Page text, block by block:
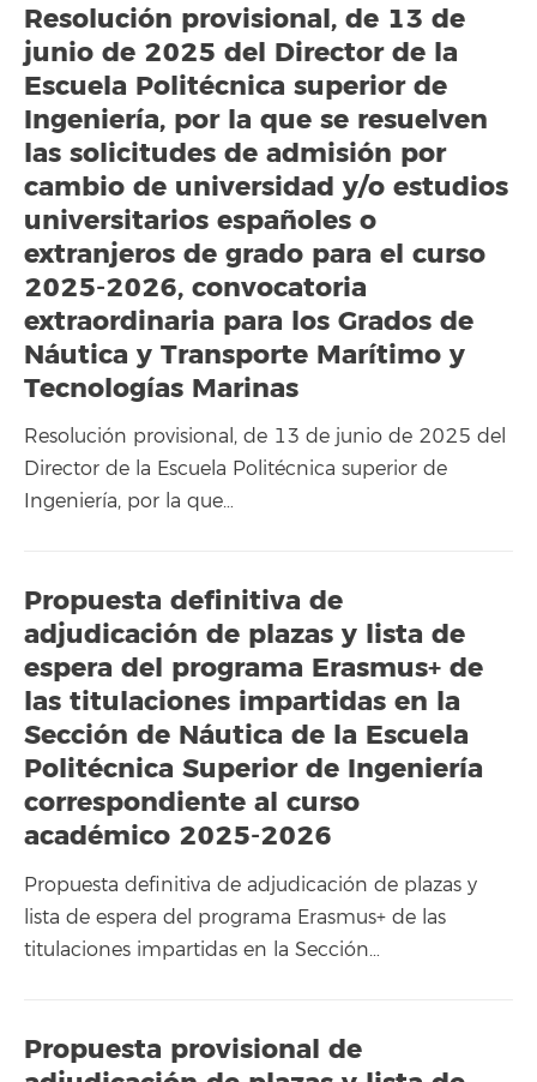
Resolución provisional, de 13 de
junio de 2025 del Director de la
Escuela Politécnica superior de
Ingeniería, por la que se resuelven
las solicitudes de admisión por
cambio de universidad y/o estudios
universitarios españoles o
extranjeros de grado para el curso
2025-2026, convocatoria
extraordinaria para los Grados de
Náutica y Transporte Marítimo y
Tecnologías Marinas
Resolución provisional, de 13 de junio de 2025 del
Director de la Escuela Politécnica superior de
Ingeniería, por la que…
Propuesta definitiva de
adjudicación de plazas y lista de
espera del programa Erasmus+ de
las titulaciones impartidas en la
Sección de Náutica de la Escuela
Politécnica Superior de Ingeniería
correspondiente al curso
académico 2025-2026
Propuesta definitiva de adjudicación de plazas y
lista de espera del programa Erasmus+ de las
titulaciones impartidas en la Sección…
Propuesta provisional de